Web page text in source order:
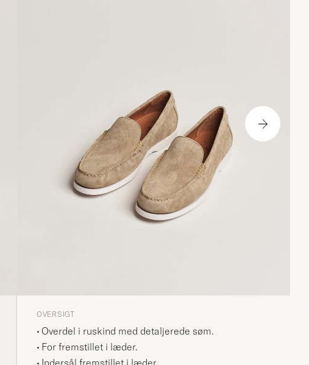
OVERSIGT
Overdel i ruskind med detaljerede søm.
For fremstillet i læder.
Indersål fremstillet i læder.